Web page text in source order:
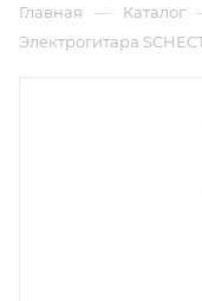
Главная — Каталог
Электрогитара